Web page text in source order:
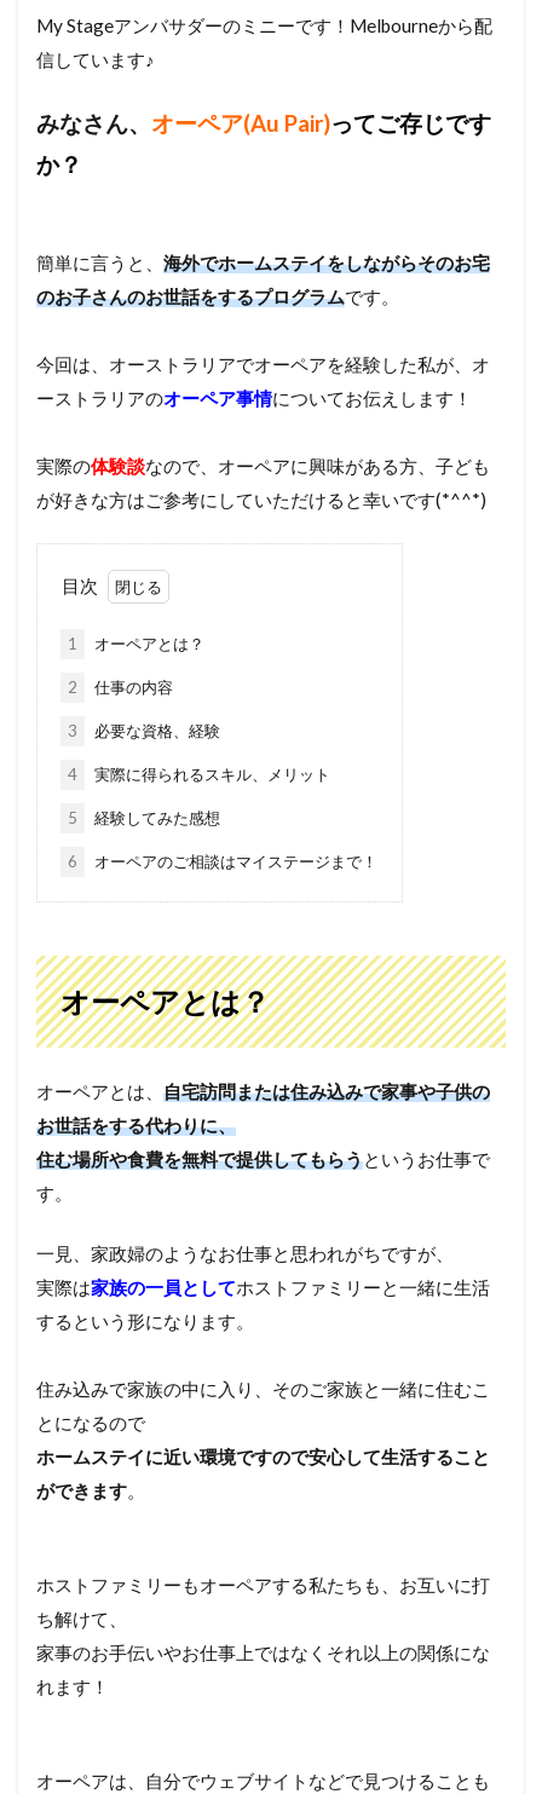
My Stageアンバサダーのミニーです！Melbourneから配
信しています♪
みなさん、 オーペア(Au Pair)ってご存じです
か？
簡単に言うと、 海外でホームステイをしながらそのお宅
のお子さんのお世話をするプログラムです。
今回は、オーストラリアでオーペアを経験した私が、オ
ーストラリアのオーペア事情についてお伝えします！
実際の体験談なので、オーペアに興味がある方、子ども
が好きな方はご参考にしていただけると幸いです(*^^*)
目次
1 オーペアとは？
2 仕事の内容
3 必要な資格、経験
4 実際に得られるスキル、メリット
5 経験してみた感想
6 オーペアのご相談はマイステージまで！
オーペアとは？
オーペアとは、 自宅訪問または住み込みで家事や子供の
お世話をする代わりに、
住む場所や食費を無料で提供してもらうというお仕事で
す。
一見、家政婦のようなお仕事と思われがちですが、
実際は家族の一員としてホストファミリーと一緒に生活
するという形になります。
住み込みで家族の中に入り、そのご家族と一緒に住むこ
とになるので
ホームステイに近い環境ですので安心して生活すること
ができます。
ホストファミリーもオーペアする私たちも、お互いに打
ち解けて、
家事のお手伝いやお仕事上ではなくそれ以上の関係にな
れます！
オーペアは、自分でウェブサイトなどで見つけることも